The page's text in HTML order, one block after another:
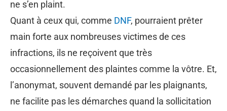
ne s’en plaint.
Quant à ceux qui, comme DNF, pourraient prêter
main forte aux nombreuses victimes de ces
infractions, ils ne reçoivent que très
occasionnellement des plaintes comme la vôtre. Et,
l’anonymat, souvent demandé par les plaignants,
ne facilite pas les démarches quand la sollicitation